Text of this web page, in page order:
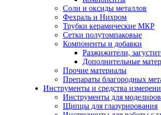
Соли и оксиды металлов
Фехраль и Нихром
Трубки керамические МКР
Сетки полутомпаковые
Компоненты и добавки
Разжижители,
Дополнительные
Прочие материалы
Препараты благородных
Инструменты и средства
Инструменты для
Щипцы для глазурирования